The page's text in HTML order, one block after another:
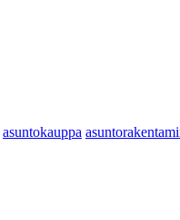
asuntokauppa